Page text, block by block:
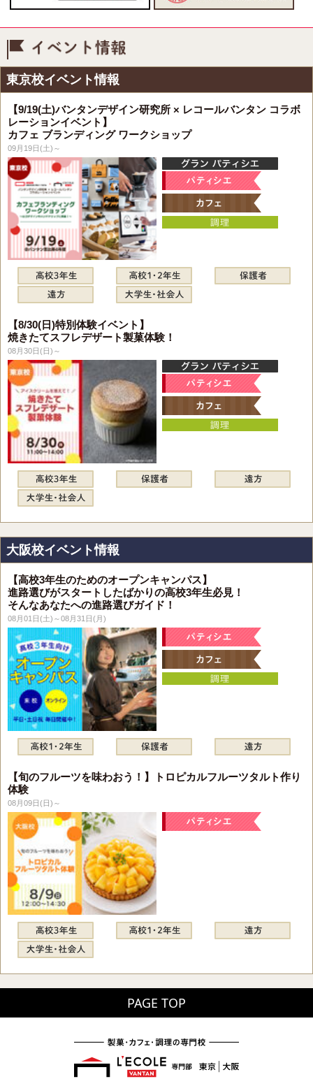
東京校イベント情報
【9/19(土)バンタンデザイン研究所 × レコールバンタン コラボ
レーションイベント】
カフェ ブランディング ワークショップ
09月19日(土)～
【8/30(日)特別体験イベント】
焼きたてスフレデザート製菓体験！
08月30日(日)～
大阪校イベント情報
【高校3年生のためのオープンキャンパス】
進路選びがスタートしたばかりの高校3年生必見！
そんなあなたへの進路選びガイド！
08月01日(土)～08月31日(月)
【旬のフルーツを味わおう！】トロピカルフルーツタルト作り
体験
08月09日(日)～
PAGE TOP